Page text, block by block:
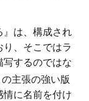
』は、構成され
、そこではラ
するのではな
の主張の強い版
に名前を付け